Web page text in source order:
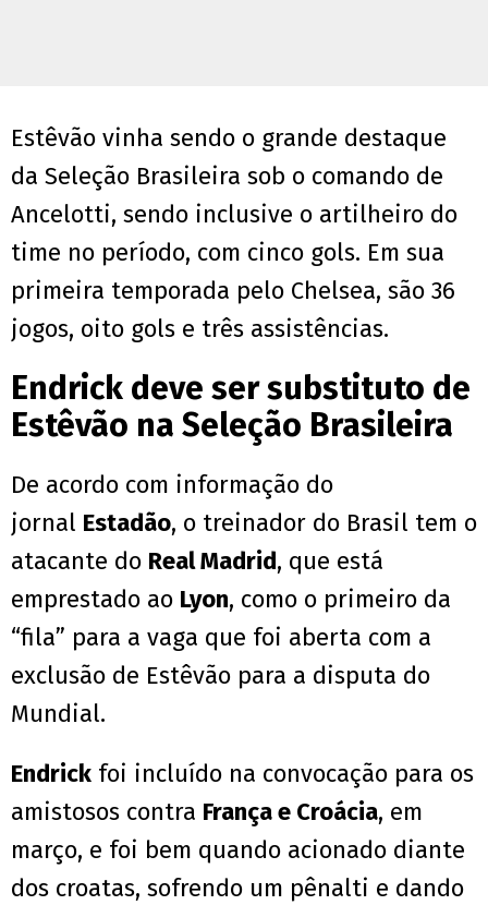
Estêvão vinha sendo o grande destaque
da Seleção Brasileira sob o comando de
Ancelotti, sendo inclusive o artilheiro do
time no período, com cinco gols. Em sua
primeira temporada pelo Chelsea, são 36
jogos, oito gols e três assistências.
Endrick deve ser substituto de
Estêvão na Seleção Brasileira
De acordo com informação do
jornal Estadão, o treinador do Brasil tem o
atacante do Real Madrid, que está
emprestado ao Lyon, como o primeiro da
“fila” para a vaga que foi aberta com a
exclusão de Estêvão para a disputa do
Mundial.
Endrick foi incluído na convocação para os
amistosos contra França e Croácia, em
março, e foi bem quando acionado diante
dos croatas, sofrendo um pênalti e dando